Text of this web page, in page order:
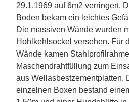
29.1.1969 auf 6m2 verringert.
Boden bekam ein leichtes
Die massiven Wände wurden
Hohlkehlsockel versehen. Für
Wände kamen
Maschendrahtfüllung zum
aus Wellasbestzementplatten.
einzelnen Boxen bestand